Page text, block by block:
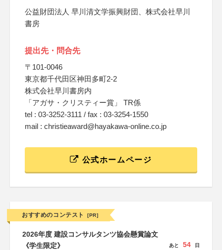
公益財団法人 早川清文学振興財団、株式会社早川
書房
提出先・問合先
〒101-0046
東京都千代田区神田多町2-2
株式会社早川書房内
「アガサ・クリスティー賞」 TR係
tel : 03-3252-3111 / fax : 03-3254-1550
mail : christieaward@hayakawa-online.co.jp
公式ホームページ
おすすめのコンテスト [PR]
2026年度 建設コンサルタンツ協会懸賞論文
《学生限定》
あと 54 日